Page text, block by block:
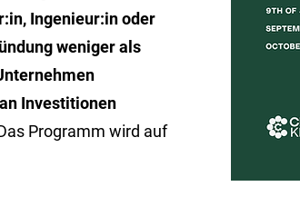
Ingenieur:in oder
weniger als
Investitionen
Programm wird auf